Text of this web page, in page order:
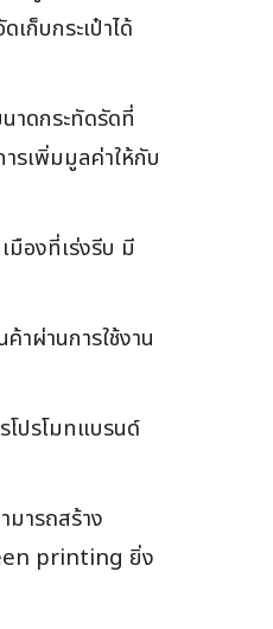
ก็บกระเป๋าได้
าดกระทัดรัดที่
รเพิ่มมูลค่าให้กับ
มืองที่เร่งรีบ มี
าผ่านการใช้งาน
โปรโมทแบรนด์
ารถสร้าง
printing ยิ่ง